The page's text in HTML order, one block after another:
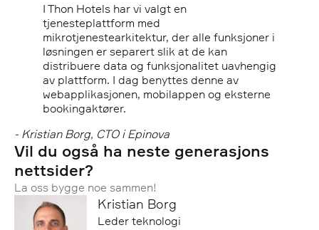
I Thon Hotels har vi valgt en
tjenesteplattform med
mikrotjenestearkitektur, der alle funksjoner i
løsningen er separert slik at de kan
distribuere data og funksjonalitet uavhengig
av plattform. I dag benyttes denne av
webapplikasjonen, mobilappen og eksterne
bookingaktører.
- Kristian Borg, CTO i Epinova
Vil du også ha neste generasjons
nettsider?
La oss bygge noe sammen!
Kristian Borg
Leder teknologi